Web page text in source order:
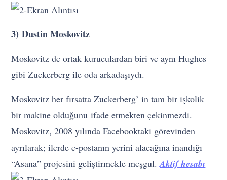
3) Dustin Moskovitz
Moskovitz de ortak kuruculardan biri ve aynı Hughes
gibi Zuckerberg ile oda arkadaşıydı.
Moskovitz her fırsatta Zuckerberg’ in tam bir işkolik
bir makine olduğunu ifade etmekten çekinmezdi.
Moskovitz, 2008 yılında Facebooktaki görevinden
ayrılarak; ilerde e-postanın yerini alacağına inandığı
“Asana” projesini geliştirmekle meşgul.Aktif hesabı